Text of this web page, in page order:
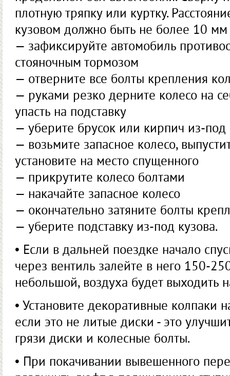
плотную тряпку или куртку.
кузовом должно быть не более 10 мм
— зафиксируйте автомобиль
стояночным тормозом
— отверните все болты крепления
— руками резко дерните колесо на
упасть на подставку
— уберите брусок или кирпич из-под
— возьмите запасное колесо,
установите на место спущенного
— прикрутите колесо болтами
— накачайте запасное колесо
— окончательно затяните болты
— уберите подставку из-под кузова.
• Если в дальней поездке начало
через вентиль залейте в него 150-
небольшой, воздуха будет выходить
• Установите декоративные колпаки
если это не литые диски - это
грязи диски и колесные болты.
• При покачивании вывешенного